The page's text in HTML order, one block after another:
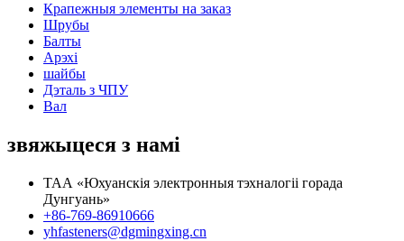
Крапежныя элементы на заказ
Шрубы
Балты
Арэхі
шайбы
Дэталь з ЧПУ
Вал
звяжыцеся з намі
ТАА «Юхуанскія электронныя тэхналогіі горада
Дунгуань»
+86-769-86910666
yhfasteners@dgmingxing.cn